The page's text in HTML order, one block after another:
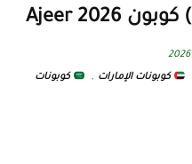
كوبونات الإمارات ,
كوبونات